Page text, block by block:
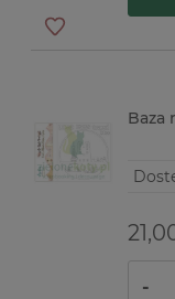
Baza
-